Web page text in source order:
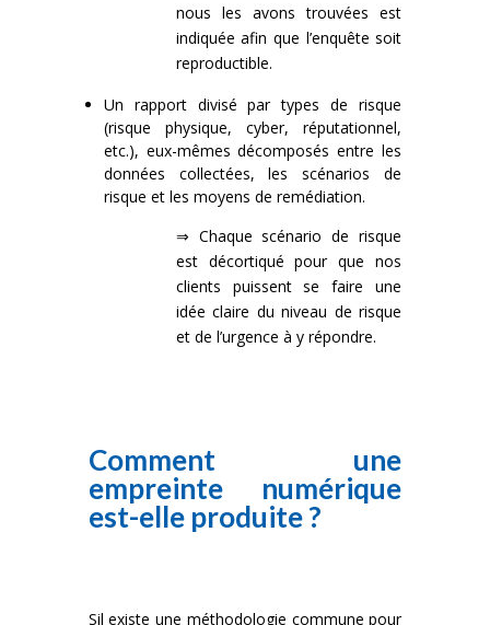
nous les avons trouvées est
indiquée afin que l’enquête soit
reproductible.
Un rapport divisé par types de risque
(risque physique, cyber, réputationnel,
etc.), eux-mêmes décomposés entre les
données collectées, les scénarios de
risque et les moyens de remédiation.
⇒ Chaque scénario de risque
est décortiqué pour que nos
clients puissent se faire une
idée claire du niveau de risque
et de l’urgence à y répondre.
Comment une
empreinte numérique
est-elle produite ?
Sil existe une méthodologie commune pour